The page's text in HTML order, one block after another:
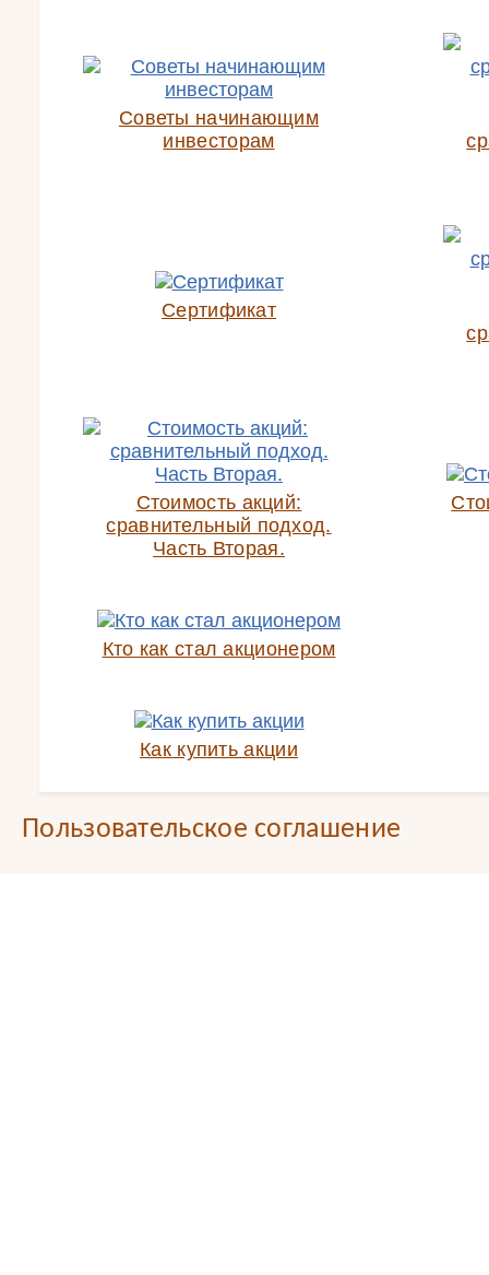
Советы начинающим
инвесторам
Сертификат
Стоимость акций:
сравнительный подход.
Часть Вторая.
Кто как стал акционером
Как купить акции
Пользовательское соглашение